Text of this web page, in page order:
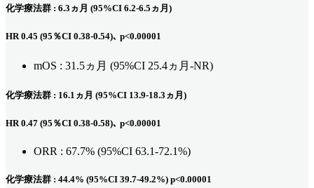
化学療法群 : 6.3ヵ月 (95%CI 6.2-6.5ヵ月)
HR 0.45 (95％CI 0.38-0.54)､ p<0.00001
mOS : 31.5ヵ月 (95%CI 25.4ヵ月-NR)
化学療法群 : 16.1ヵ月 (95%CI 13.9-18.3ヵ月)
HR 0.47 (95％CI 0.38-0.58)､ p<0.00001
ORR : 67.7% (95%CI 63.1-72.1%)
化学療法群 : 44.4% (95%CI 39.7-49.2%) p<0.00001